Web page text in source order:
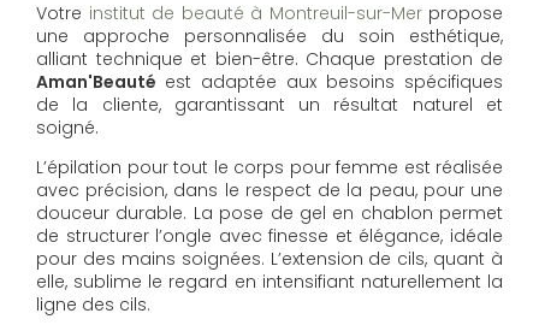
Votre institut de beauté à Montreuil-sur-Mer propose
une approche personnalisée du soin esthétique,
alliant technique et bien-être. Chaque prestation de
Aman'Beauté est adaptée aux besoins spécifiques
de la cliente, garantissant un résultat naturel et
soigné.
L’épilation pour tout le corps pour femme est réalisée
avec précision, dans le respect de la peau, pour une
douceur durable. La pose de gel en chablon permet
de structurer l’ongle avec finesse et élégance, idéale
pour des mains soignées. L’extension de cils, quant à
elle, sublime le regard en intensifiant naturellement la
ligne des cils.